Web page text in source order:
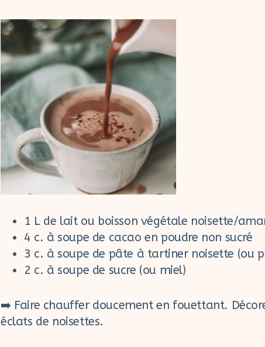
1 L de lait ou boisson végétale noisette/
4 c. à soupe de cacao en poudre non sucré
3 c. à soupe de pâte à tartiner noisette (ou
2 c. à soupe de sucre (ou miel)
➡️ Faire chauffer doucement en fouettant.
éclats de noisettes.